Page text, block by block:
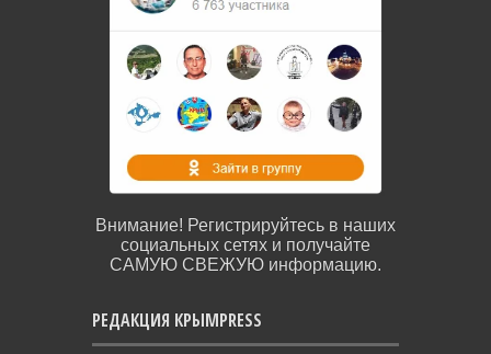
Внимание! Регистрируйтесь в наших
социальных сетях и получайте
САМУЮ СВЕЖУЮ информацию.
РЕДАКЦИЯ КРЫМPRESS